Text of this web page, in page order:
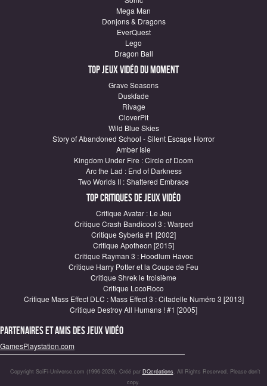
Mega Man
Donjons & Dragons
EverQuest
Lego
Dragon Ball
Top Jeux vidéo du moment
Grave Seasons
Duskfade
Rivage
CloverPit
Wild Blue Skies
Story of Abandoned School - Silent Escape Horror
Amber Isle
Kingdom Under Fire : Circle of Doom
Arc the Lad : End of Darkness
Two Worlds II : Shattered Embrace
Top critiques de Jeux vidéo
Critique Avatar : Le Jeu
Critique Crash Bandicoot 3 : Warped
Critique Syberia #1 [2002]
Critique Apotheon [2015]
Critique Rayman 3 : Hoodlum Havoc
Critique Harry Potter et la Coupe de Feu
Critique Shrek le troisième
Critique LocoRoco
Critique Mass Effect DLC : Mass Effect 3 : Citadelle Numéro 3 [2013]
Critique Destroy All Humans ! #1 [2005]
Partenaires et amis des jeux vidéo
GamesPlaystation.com
Copyright SciFi-Universe.com (1996-2026). Créé par DQcréations. All Rights Reserved. Please don’t
copy.